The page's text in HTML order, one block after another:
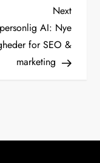
Next
Post
Next
AI: Nye
for SEO &
marketing